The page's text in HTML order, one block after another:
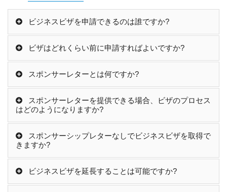
ビジネスビザを申請できるのは誰ですか?
ビザはどれくらい前に申請すればよいですか?
スポンサーレターとは何ですか?
スポンサーレターを提供できる場合、ビザのプロセス
はどのようになりますか?
スポンサーシップレターなしでビジネスビザを取得で
きますか?
ビジネスビザを延長することは可能ですか?